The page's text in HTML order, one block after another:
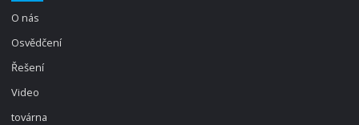
O nás
Osvědčení
Řešení
Video
továrna